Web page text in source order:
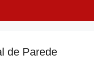
de Parede